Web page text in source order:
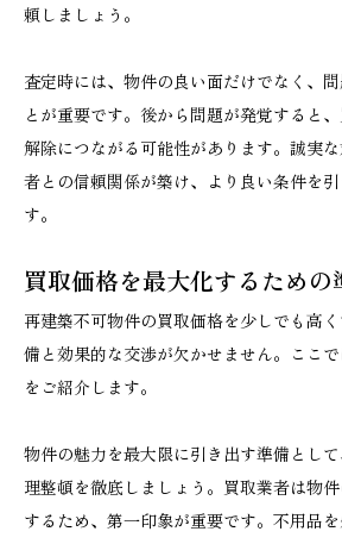
頼しましょう。
査定時には、物件の良い面だけでなく、
とが重要です。後から問題が発覚すると
解除につながる可能性があります。誠実
者との信頼関係が築け、より良い条件を
す。
買取価格を最大化するため
再建築不可物件の買取価格を少しでも高
備と効果的な交渉が欠かせません。ここ
をご紹介します。
物件の魅力を最大限に引き出す準備とし
理整頓を徹底しましょう。買取業者は物
するため、第一印象が重要です。不用品